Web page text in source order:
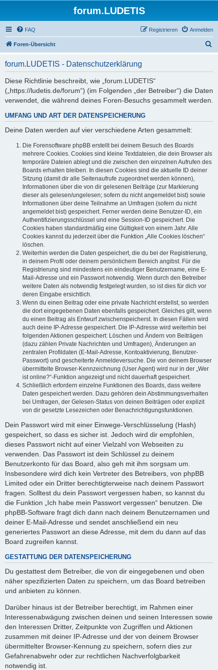
forum.LUDETIS
FAQ Anmelden
Registrieren
Foren-Übersicht
forum.LUDETIS - Datenschutzerklärung
Diese Richtlinie beschreibt, wie „forum.LUDETIS“
(„https://ludetis.de/forum“) (im Folgenden „der Betreiber“) die Daten
verwendet, die während deines Foren-Besuchs gesammelt werden.
UMFANG UND ART DER DATENSPEICHERUNG
Deine Daten werden auf vier verschiedene Arten gesammelt:
Die Forensoftware phpBB erstellt bei deinem Besuch des Boards
mehrere Cookies. Cookies sind kleine Textdateien, die dein Browser als
temporäre Dateien ablegt und die zwischen den einzelnen Aufrufen des
Boards erhalten bleiben. In diesen Cookies sind die aktuelle ID deiner
Sitzung (damit dir alle Seitenaufrufe zugeordnet werden können),
Informationen über die von dir gelesenen Beiträge (zur Markierung
dieser als gelesen/ungelesen; sofern du nicht angemeldet bist) sowie
Informationen über deine Teilnahme an Umfragen (sofern du nicht
angemeldet bist) gespeichert. Ferner werden deine Benutzer-ID, ein
Authentifizierungsschlüssel und eine Session-ID gespeichert. Die
Cookies haben standardmäßig eine Gültigkeit von einem Jahr. Alle
Cookies kannst du jederzeit über die Funktion „Alle Cookies löschen“
löschen.
Weiterhin werden die Daten gespeichert, die du bei der Registrierung,
in deinem Profil oder deinem persönlichem Bereich angibst. Für die
Registrierung sind mindestens ein eindeutiger Benutzername, eine E-
Mail-Adresse und ein Passwort notwendig. Wenn durch den Betreiber
weitere Daten als notwendig festgelegt wurden, so ist dies für dich vor
deren Eingabe ersichtlich.
Wenn du einen Beitrag oder eine private Nachricht erstellst, so werden
die dort eingegebenen Daten ebenfalls gespeichert. Gleiches gilt, wenn
du einen Beitrag als Entwurf zwischenspeicherst. In diesen Fällen wird
auch deine IP-Adresse gespeichert. Die IP-Adresse wird weiterhin bei
folgenden Aktionen gespeichert: Löschen und Ändern von Beiträgen
(dazu zählen Private Nachrichten und Umfragen), Änderungen an
zentralen Profildaten (E-Mail-Adresse, Kontoaktivierung, Benutzer-
Passwort) und gescheiterte Anmeldeversuche. Die von deinem Browser
übermittelte Browser-Kennzeichnung (User Agent) wird nur in der „Wer
ist online?“-Funktion angezeigt und nicht dauerhaft gespeichert.
Schließlich erfordern einzelne Funktionen des Boards, dass weitere
Daten gespeichert werden. Dazu gehören dein Abstimmungsverhalten
bei Umfragen, der Gelesen-Status von deinen Beiträgen oder explizit
von dir gesetzte Lesezeichen oder Benachrichtigungsfunktionen.
Dein Passwort wird mit einer Einwege-Verschlüsselung (Hash)
gespeichert, so dass es sicher ist. Jedoch wird dir empfohlen,
dieses Passwort nicht auf einer Vielzahl von Webseiten zu
verwenden. Das Passwort ist dein Schlüssel zu deinem
Benutzerkonto für das Board, also geh mit ihm sorgsam um.
Insbesondere wird dich kein Vertreter des Betreibers, von phpBB
Limited oder ein Dritter berechtigterweise nach deinem Passwort
fragen. Solltest du dein Passwort vergessen haben, so kannst du
die Funktion „Ich habe mein Passwort vergessen“ benutzen. Die
phpBB-Software fragt dich dann nach deinem Benutzernamen und
deiner E-Mail-Adresse und sendet anschließend ein neu
generiertes Passwort an diese Adresse, mit dem du dann auf das
Board zugreifen kannst.
GESTATTUNG DER DATENSPEICHERUNG
Du gestattest dem Betreiber, die von dir eingegebenen und oben
näher spezifizierten Daten zu speichern, um das Board betreiben
und anbieten zu können.
Darüber hinaus ist der Betreiber berechtigt, im Rahmen einer
Interessenabwägung zwischen deinen und seinen Interessen sowie
den Interessen Dritter, Zeitpunkte von Zugriffen und Aktionen
zusammen mit deiner IP-Adresse und der von deinem Browser
übermittelter Browser-Kennung zu speichern, sofern dies zur
Gefahrenabwehr oder zur rechtlichen Nachverfolgbarkeit
notwendig ist.